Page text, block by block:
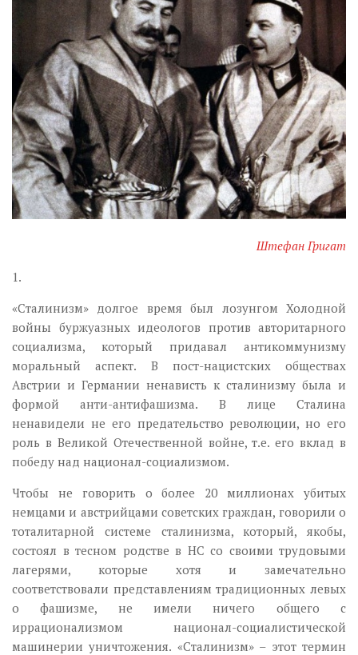
Візуальне
Научпоп
Головне
Цитати
Inter/antinational
Штефан Григат
1.
«Сталинизм» долгое время был лозунгом Холодной
войны буржуазных идеологов против авторитарного
социализма, который придавал антикоммунизму
моральный аспект. В пост-нацистских обществах
Австрии и Германии ненависть к сталинизму была и
формой анти-антифашизма. В лице Сталина
ненавидели не его предательство революции, но его
роль в Великой Отечественной войне, т.е. его вклад в
победу над национал-социализмом.
Чтобы не говорить о более 20 миллионах убитых
немцами и австрийцами советских граждан, говорили о
тоталитарной системе сталинизма, который, якобы,
состоял в тесном родстве в НС со своими трудовыми
лагерями, которые хотя и замечательно
соответствовали представлениям традиционных левых
о фашизме, не имели ничего общего с
иррационализмом национал-социалистической
машинерии уничтожения. «Сталинизм» – этот термин